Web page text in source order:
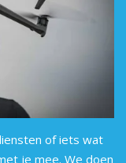
of iets wat
je mee. We doen